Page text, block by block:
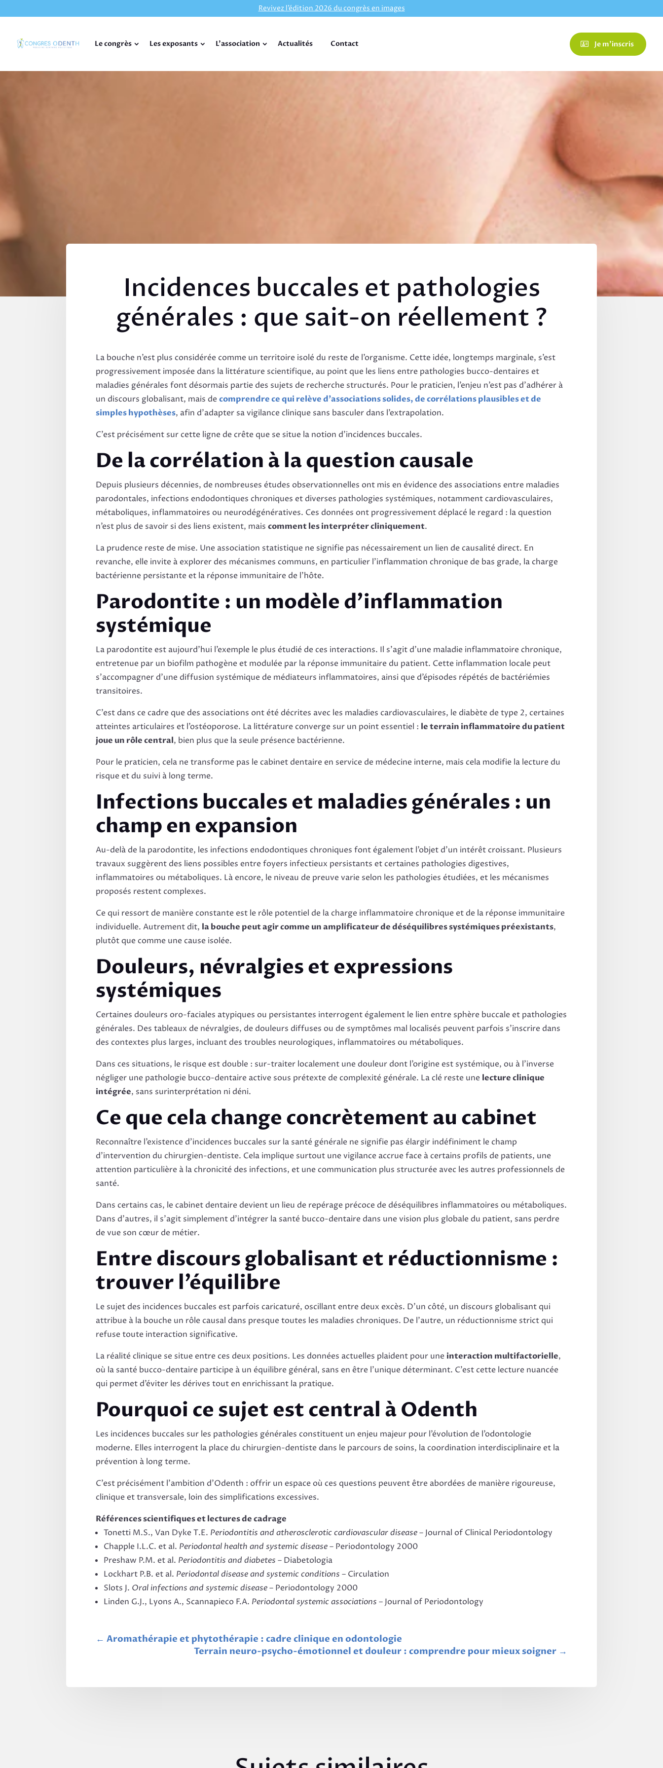
Revivez l’édition 2026 du congrès en images
Le congrès Les exposants L’association Actualités Contact Je m'inscris
Incidences buccales et pathologies
générales : que sait-on réellement ?
La bouche n’est plus considérée comme un territoire isolé du reste de l’organisme. Cette idée, longtemps marginale, s’est
progressivement imposée dans la littérature scientifique, au point que les liens entre pathologies bucco-dentaires et
maladies générales font désormais partie des sujets de recherche structurés. Pour le praticien, l’enjeu n’est pas d’adhérer à
un discours globalisant, mais decomprendre ce qui relève d’associations solides, de corrélations plausibles et de
simples hypothèses, afin d’adapter sa vigilance clinique sans basculer dans l’extrapolation.
C’est précisément sur cette ligne de crête que se situe la notion d’incidences buccales.
De la corrélation à la question causale
Depuis plusieurs décennies, de nombreuses études observationnelles ont mis en évidence des associations entre maladies
parodontales, infections endodontiques chroniques et diverses pathologies systémiques, notamment cardiovasculaires,
métaboliques, inflammatoires ou neurodégénératives. Ces données ont progressivement déplacé le regard : la question
n’est plus de savoir si des liens existent, maiscomment les interpréter cliniquement.
La prudence reste de mise. Une association statistique ne signifie pas nécessairement un lien de causalité direct. En
revanche, elle invite à explorer des mécanismes communs, en particulier l’inflammation chronique de bas grade, la charge
bactérienne persistante et la réponse immunitaire de l’hôte.
Parodontite : un modèle d’inflammation
systémique
La parodontite est aujourd’hui l’exemple le plus étudié de ces interactions. Il s’agit d’une maladie inflammatoire chronique,
entretenue par un biofilm pathogène et modulée par la réponse immunitaire du patient. Cette inflammation locale peut
s’accompagner d’une diffusion systémique de médiateurs inflammatoires, ainsi que d’épisodes répétés de bactériémies
transitoires.
C’est dans ce cadre que des associations ont été décrites avec les maladies cardiovasculaires, le diabète de type 2, certaines
atteintes articulaires et l’ostéoporose. La littérature converge sur un point essentiel : le terrain inflammatoire du patient
joue un rôle central, bien plus que la seule présence bactérienne.
Pour le praticien, cela ne transforme pas le cabinet dentaire en service de médecine interne, mais cela modifie la lecture du
risque et du suivi à long terme.
Infections buccales et maladies générales : un
champ en expansion
Au-delà de la parodontite, les infections endodontiques chroniques font également l’objet d’un intérêt croissant. Plusieurs
travaux suggèrent des liens possibles entre foyers infectieux persistants et certaines pathologies digestives,
inflammatoires ou métaboliques. Là encore, le niveau de preuve varie selon les pathologies étudiées, et les mécanismes
proposés restent complexes.
Ce qui ressort de manière constante est le rôle potentiel de la charge inflammatoire chronique et de la réponse immunitaire
individuelle. Autrement dit, la bouche peut agir comme un amplificateur de déséquilibres systémiques préexistants,
plutôt que comme une cause isolée.
Douleurs, névralgies et expressions
systémiques
Certaines douleurs oro-faciales atypiques ou persistantes interrogent également le lien entre sphère buccale et pathologies
générales. Des tableaux de névralgies, de douleurs diffuses ou de symptômes mal localisés peuvent parfois s’inscrire dans
des contextes plus larges, incluant des troubles neurologiques, inflammatoires ou métaboliques.
Dans ces situations, le risque est double : sur-traiter localement une douleur dont l’origine est systémique, ou à l’inverse
négliger une pathologie bucco-dentaire active sous prétexte de complexité générale. La clé reste une lecture clinique
intégrée, sans surinterprétation ni déni.
Ce que cela change concrètement au cabinet
Reconnaître l’existence d’incidences buccales sur la santé générale ne signifie pas élargir indéfiniment le champ
d’intervention du chirurgien-dentiste. Cela implique surtout une vigilance accrue face à certains profils de patients, une
attention particulière à la chronicité des infections, et une communication plus structurée avec les autres professionnels de
santé.
Dans certains cas, le cabinet dentaire devient un lieu de repérage précoce de déséquilibres inflammatoires ou métaboliques.
Dans d’autres, il s’agit simplement d’intégrer la santé bucco-dentaire dans une vision plus globale du patient, sans perdre
de vue son cœur de métier.
Entre discours globalisant et réductionnisme :
trouver l’équilibre
Le sujet des incidences buccales est parfois caricaturé, oscillant entre deux excès. D’un côté, un discours globalisant qui
attribue à la bouche un rôle causal dans presque toutes les maladies chroniques. De l’autre, un réductionnisme strict qui
refuse toute interaction significative.
La réalité clinique se situe entre ces deux positions. Les données actuelles plaident pour une interaction multifactorielle,
où la santé bucco-dentaire participe à un équilibre général, sans en être l’unique déterminant. C’est cette lecture nuancée
qui permet d’éviter les dérives tout en enrichissant la pratique.
Pourquoi ce sujet est central à Odenth
Les incidences buccales sur les pathologies générales constituent un enjeu majeur pour l’évolution de l’odontologie
moderne. Elles interrogent la place du chirurgien-dentiste dans le parcours de soins, la coordination interdisciplinaire et la
prévention à long terme.
C’est précisément l’ambition d’Odenth : offrir un espace où ces questions peuvent être abordées de manière rigoureuse,
clinique et transversale, loin des simplifications excessives.
Références scientifiques et lectures de cadrage
Tonetti M.S., Van Dyke T.E. Periodontitis and atherosclerotic cardiovascular disease– Journal of Clinical Periodontology
Chapple I.L.C. et al. Periodontal health and systemic disease– Periodontology 2000
Preshaw P.M. et al. Periodontitis and diabetes – Diabetologia
Lockhart P.B. et al. Periodontal disease and systemic conditions – Circulation
Slots J. Oral infections and systemic disease– Periodontology 2000
Linden G.J., Lyons A., Scannapieco F.A. Periodontal systemic associations – Journal of Periodontology
←Aromathérapie et phytothérapie : cadre clinique en odontologie
Terrain neuro-psycho-émotionnel et douleur : comprendre pour mieux soigner→